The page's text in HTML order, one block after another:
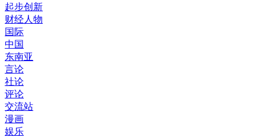
起步创新
财经人物
国际
中国
东南亚
言论
社论
评论
交流站
漫画
娱乐